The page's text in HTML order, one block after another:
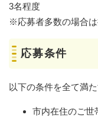
3名程度
※応募者多数の場合は
応募条件
以下の条件を全て満た
市内在住のご世